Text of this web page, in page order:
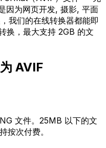
因为网页开发, 摄影, 平面
我们的在线转换器都能即
换，最大支持 2GB 的文
AVIF
文件。25MB 以下的文
按次付费。